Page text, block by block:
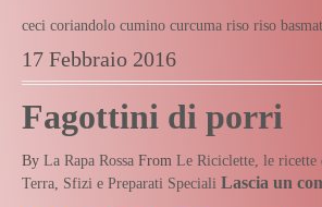
ceci coriandolo cumino curcuma riso riso
17 Febbraio 2016
Fagottini di porri
By La Rapa Rossa From Le Riciclette, le
Terra Sfizi e Preparati Speciali Lascia un